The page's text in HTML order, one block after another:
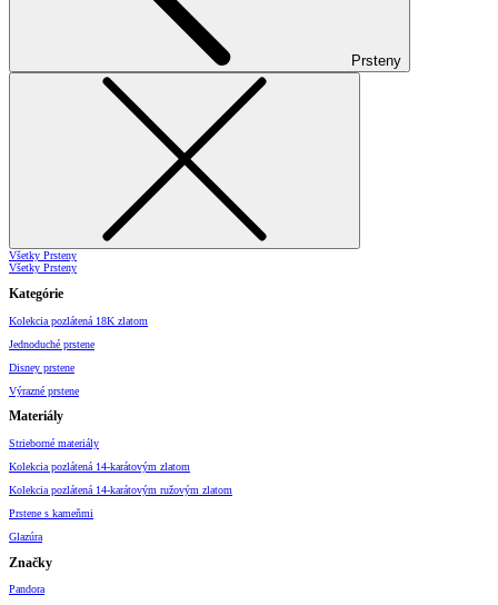
Prsteny
Všetky Prsteny
Všetky Prsteny
Kategórie
Kolekcia pozlátená 18K zlatom
Jednoduché prstene
Disney prstene
Výrazné prstene
Materiály
Strieborné materiály
Kolekcia pozlátená 14-karátovým zlatom
Kolekcia pozlátená 14-karátovým ružovým zlatom
Prstene s kameňmi
Glazúra
Značky
Pandora